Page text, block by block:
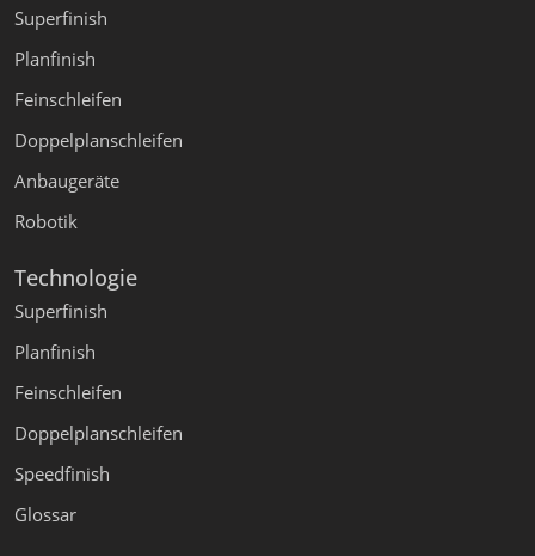
Superfinish
Planfinish
Feinschleifen
Doppelplanschleifen
Anbaugeräte
Robotik
Technologie
Superfinish
Planfinish
Feinschleifen
Doppelplanschleifen
Speedfinish
Glossar